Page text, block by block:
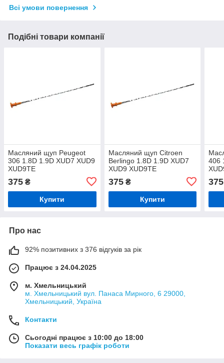
Всі умови повернення
Подібні товари компанії
Масляний щуп Peugeot
306 1.8D 1.9D XUD7 XUD9
XUD9TE
375 ₴
Купити
Масляний щуп Citroen
Berlingo 1.8D 1.9D XUD7
XUD9 XUD9TE
375₴
Купити
406
375
Про нас
92% позитивних з 376 відгуків за рік
Працює з 24.04.2025
м. Хмельницький
м. Хмельницький вул. Панаса Мирного, 6 29000,
Хмельницький, Україна
Контакти
Сьогодні працює з 10:00 до 18:00
Показати весь графік роботи